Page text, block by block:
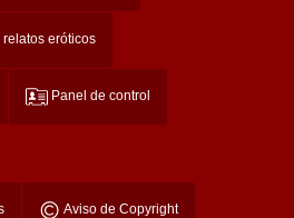
eróticos
Panel de control
Aviso de Copyright